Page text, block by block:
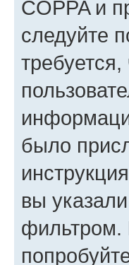
COPPA и
следуйте
было
вы
фильтром.